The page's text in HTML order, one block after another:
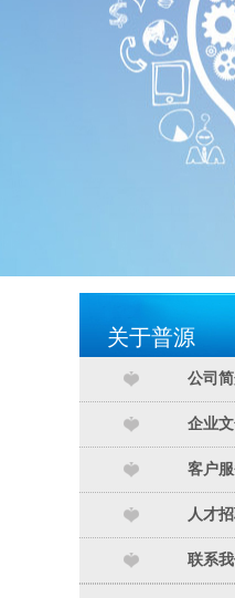
关于普源
公司
企业
客户
人才
联系我